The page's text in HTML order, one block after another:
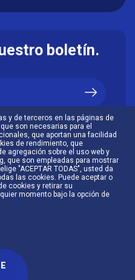
y de terceros en las páginas de
son necesarias para el
que aportan una facilidad
de rendimiento, que
agregación sobre el uso web y
que son empleadas para mostrar
"ACEPTAR TODAS", usted da
las cookies. Puede aceptar o
cookies y retirar su
momento bajo la opción de
boletín.
de privacidad.